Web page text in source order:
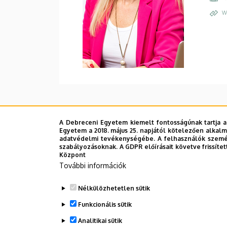
A Debreceni Egyetem kiemelt fontosságúnak
Egyetem a 2018. május 25. napjától kötelezően
adatvédelmi tevékenységébe. A felhasználók
szabályozásoknak. A GDPR előírásait követve
Központ
További információk
Nélkülözhetetlen sütik
Funkcionális sütik
Analitikai sütik